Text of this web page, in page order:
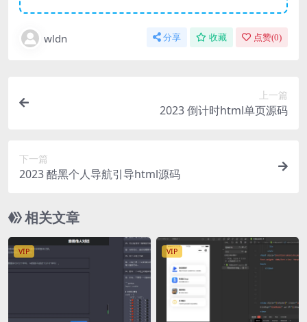
wldn 分享 收藏 点赞(0)
上一篇
2023 倒计时html单页源码
下一篇
2023 酷黑个人导航引导html源码
相关文章
VIP VIP